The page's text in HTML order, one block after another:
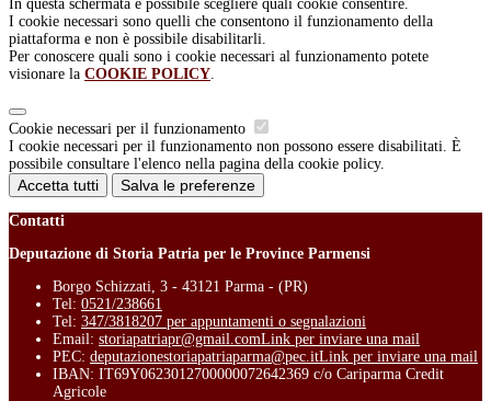
In questa schermata è possibile scegliere quali cookie consentire.
I cookie necessari sono quelli che consentono il funzionamento della
piattaforma e non è possibile disabilitarli.
Per conoscere quali sono i cookie necessari al funzionamento potete
visionare la COOKIE POLICY.
Cookie necessari per il funzionamento
I cookie necessari per il funzionamento non possono essere disabilitati. È
possibile consultare l'elenco nella pagina della cookie policy.
Accetta tutti Salva le preferenze
Contatti
Deputazione di Storia Patria per le Province Parmensi
Borgo Schizzati, 3 - 43121 Parma - (PR)
Tel: 0521/238661
Tel: 347/3818207 per appuntamenti o segnalazioni
Email: storiapatriapr@gmail.comLink per inviare una mail
PEC: deputazionestoriapatriaparma@pec.itLink per inviare una mail
IBAN: IT69Y0623012700000072642369 c/o Cariparma Credit
Agricole